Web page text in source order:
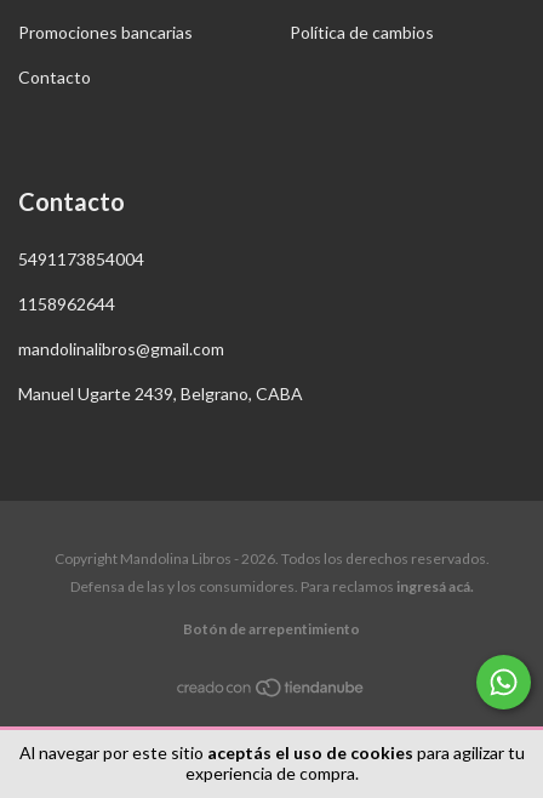
Al navegar por este sitio aceptás el uso de cookies para agilizar tu
experiencia de compra.
Promociones bancarias Política de cambios
Contacto
Contacto
5491173854004
1158962644
mandolinalibros@gmail.com
Manuel Ugarte 2439, Belgrano, CABA
Copyright Mandolina Libros - 2026. Todos los derechos reservados.
Defensa de las y los consumidores. Para reclamos ingresá acá.
Botón de arrepentimiento